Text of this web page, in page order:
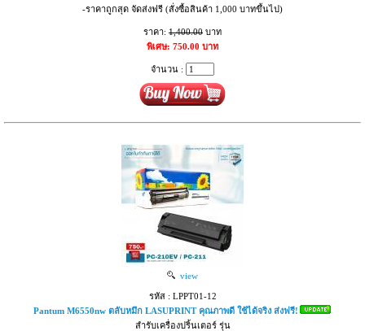
-ราคาถูกสุด จัดส่งฟรี (สั่งซื้อสินค้า 1,000 บาทขึ้นไป)
ราคา: 1,400.00 บาท
พิเศษ: 750.00 บาท
จำนวน :
view
รหัส : LPPT01-12
Pantum M6550nw ตลับหมึก LASUPRINT คุณภาพดี ใช้ได้จริง ส่งฟรี!
สำรับเครื่องปริ้นเตอร์ รุ่น